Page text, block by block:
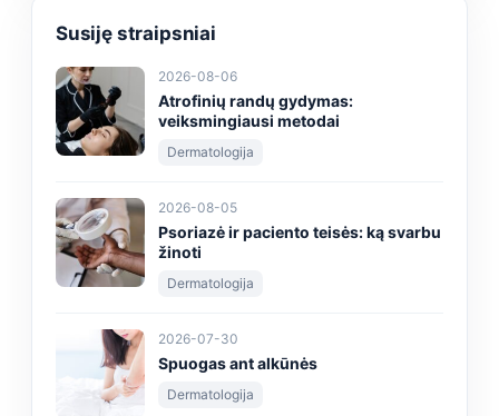
Susiję straipsniai
2026-08-06
Atrofinių randų gydymas:
veiksmingiausi metodai
Dermatologija
2026-08-05
Psoriazė ir paciento teisės: ką svarbu
žinoti
Dermatologija
2026-07-30
Spuogas ant alkūnės
Dermatologija